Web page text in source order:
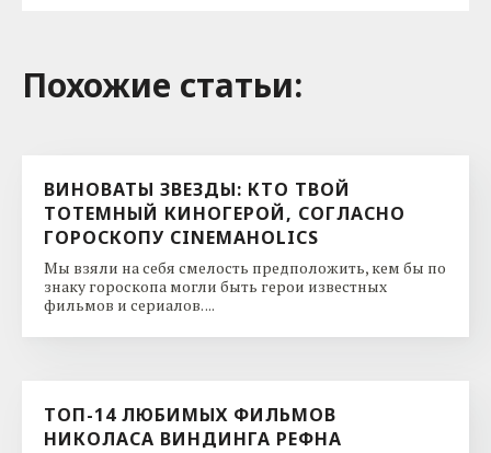
Похожие cтатьи:
ВИНОВАТЫ ЗВЕЗДЫ: КТО ТВОЙ
ТОТЕМНЫЙ КИНОГЕРОЙ, СОГЛАСНО
ГОРОСКОПУ CINEMAHOLICS
Мы взяли на себя смелость предположить, кем бы по
знаку гороскопа могли быть герои известных
фильмов и сериалов. ...
ТОП-14 ЛЮБИМЫХ ФИЛЬМОВ
НИКОЛАСА ВИНДИНГА РЕФНА